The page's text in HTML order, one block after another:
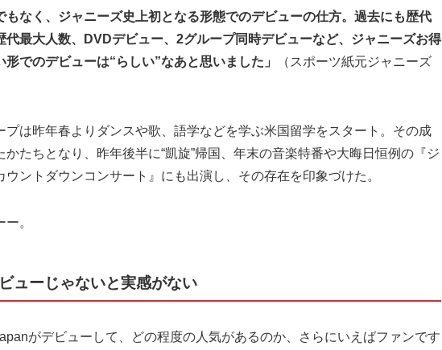
もなく、ジャニーズ史上初となる形態でのデビューの仕方。過去にも歴代
代最大人数、DVDデビュー、2グループ同時デビューなど、ジャニーズお得
形でのデビューは“らしい”なあと思いました」
（スポーツ紙元ジャニーズ
は昨年春よりダンスや歌、語学などを学ぶ米国留学をスタート。その成
かたちとなり、昨年後半に“凱旋”帰国、年末の音楽特番や大晦日恒例の『ジ
ウントダウンコンサート』にも出演し、その存在を印象づけた。
。
ューじゃないと実感がない
がデビューして、どの程度の人気があるのか、さらにいえばファンです